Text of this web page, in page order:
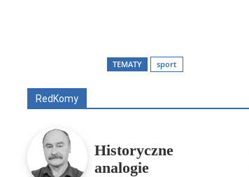
TEMATY sport
RedKomy
Wszyscy Aleksander Borowik
Historyczne
analogie